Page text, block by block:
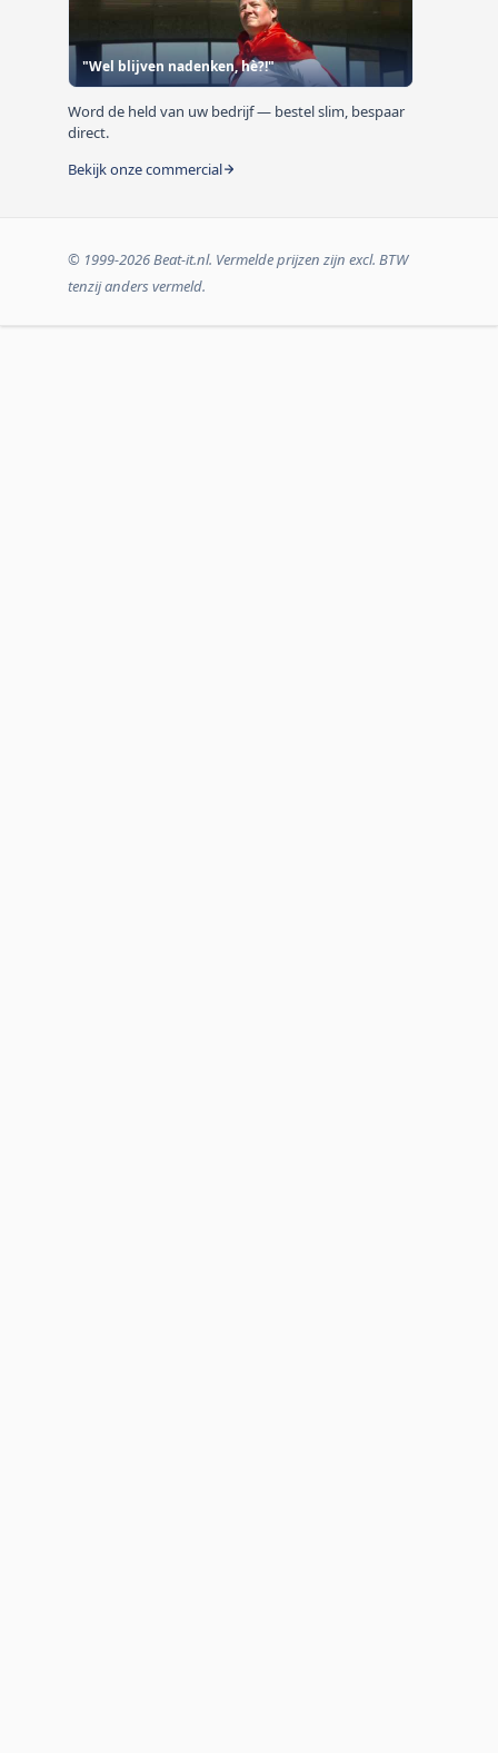
"Wel blijven nadenken, hè?!"
Word de held van uw bedrijf — bestel slim, bespaar
direct.
Bekijk onze commercial
© 1999-2026 Beat-it.nl. Vermelde prijzen zijn excl. BTW
tenzij anders vermeld.